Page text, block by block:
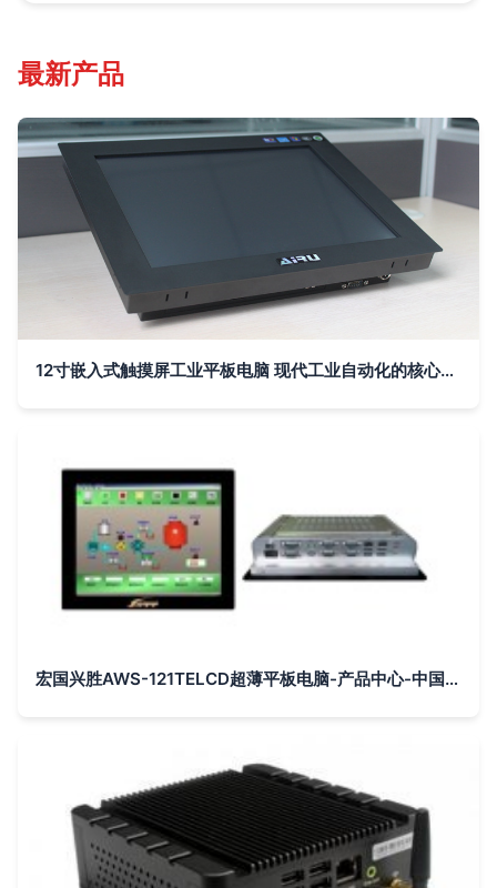
最新产品
12寸嵌入式触摸屏工业平板电脑 现代工业自动化的核心终端
宏国兴胜AWS-121TELCD超薄平板电脑-产品中心-中国工控网